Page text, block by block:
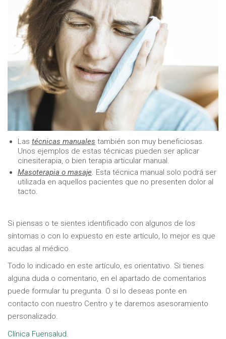
Las técnicas manuales también son muy beneficiosas.
Unos ejemplos de estas técnicas pueden ser aplicar
cinesiterapia, o bien terapia articular manual.
Masoterapia o masaje. Esta técnica manual solo podrá ser
utilizada en aquellos pacientes que no presenten dolor al
tacto.
Si piensas o te sientes identificado con algunos de los
síntomas o con lo expuesto en este artículo, lo mejor es que
acudas al médico.
Todo lo indicado en este artículo, es orientativo. Si tienes
alguna duda o comentario, en el apartado de comentarios
puede formular tu pregunta. O si lo deseas ponte en
contacto con nuestro Centro y te daremos asesoramiento
personalizado.
Clínica Fuensalud.